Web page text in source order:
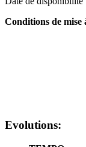
Conditions de mise
Evolutions: